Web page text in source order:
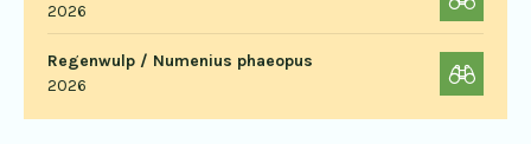
2026
Regenwulp / Numenius phaeopus
2026